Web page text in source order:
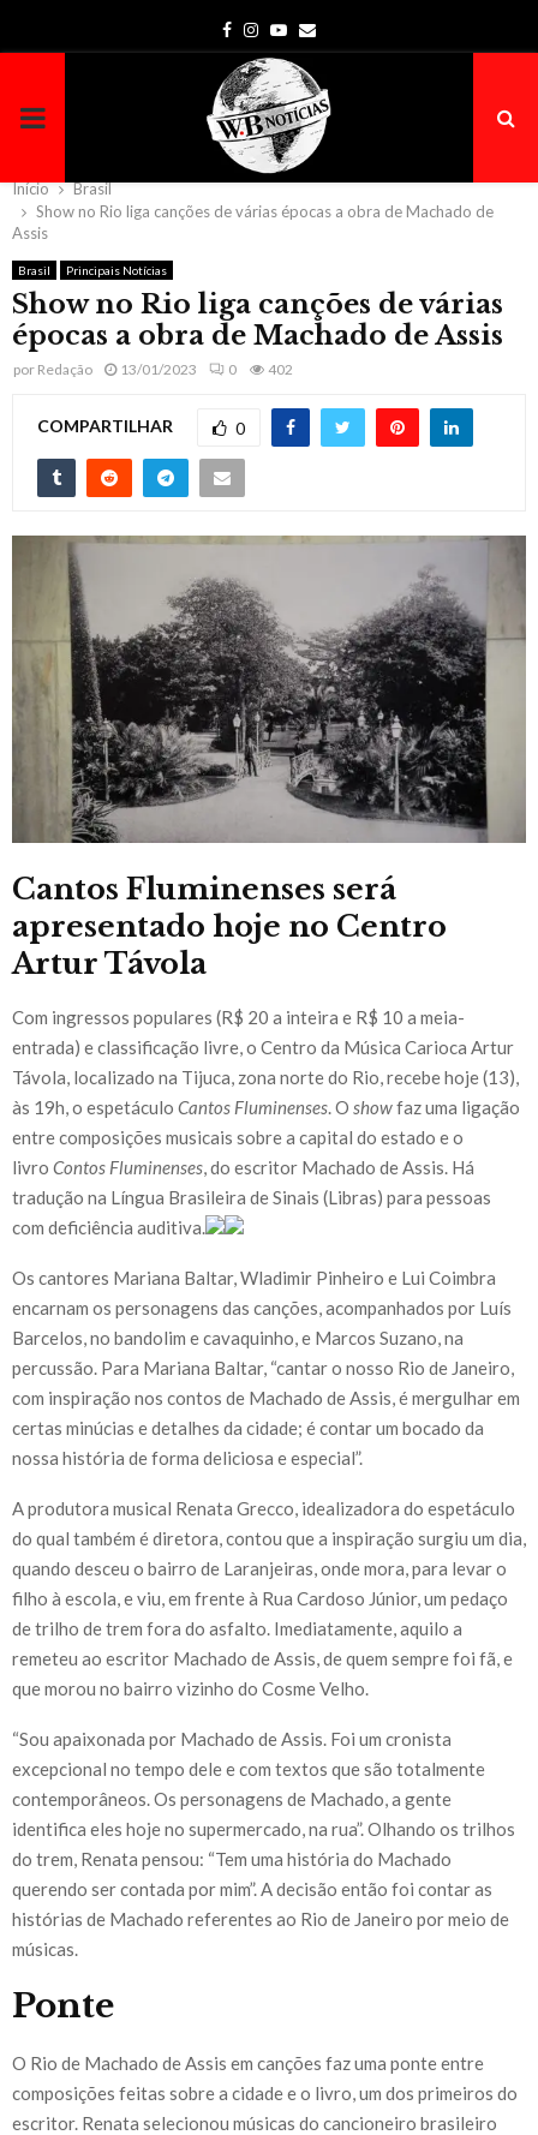
Facebook
Instagram
Youtube
Email
PRIMARY
MENU
Início
Brasil
Show no Rio liga canções de várias épocas a obra de Machado de
Assis
Brasil Principais Notícias
Show no Rio liga canções de várias
épocas a obra de Machado de Assis
por Redação 13/01/2023 0 402
COMPARTILHAR 0
Cantos Fluminenses será
apresentado hoje no Centro
Artur Távola
Com ingressos populares (R$ 20 a inteira e R$ 10 a meia-
entrada) e classificação livre, o Centro da Música Carioca Artur
Távola, localizado na Tijuca, zona norte do Rio, recebe hoje (13),
às 19h, o espetáculo Cantos Fluminenses . O showfaz uma ligação
entre composições musicais sobre a capital do estado e o
livro Contos Fluminenses , do escritor Machado de Assis. Há
tradução na Língua Brasileira de Sinais (Libras) para pessoas
com deficiência auditiva.
Os cantores Mariana Baltar, Wladimir Pinheiro e Lui Coimbra
encarnam os personagens das canções, acompanhados por Luís
Barcelos, no bandolim e cavaquinho, e Marcos Suzano, na
percussão. Para Mariana Baltar, “cantar o nosso Rio de Janeiro,
com inspiração nos contos de Machado de Assis, é mergulhar em
certas minúcias e detalhes da cidade; é contar um bocado da
nossa história de forma deliciosa e especial”.
A produtora musical Renata Grecco, idealizadora do espetáculo
do qual também é diretora, contou que a inspiração surgiu um dia,
quando desceu o bairro de Laranjeiras, onde mora, para levar o
filho à escola, e viu, em frente à Rua Cardoso Júnior, um pedaço
de trilho de trem fora do asfalto. Imediatamente, aquilo a
remeteu ao escritor Machado de Assis, de quem sempre foi fã, e
que morou no bairro vizinho do Cosme Velho.
“Sou apaixonada por Machado de Assis. Foi um cronista
excepcional no tempo dele e com textos que são totalmente
contemporâneos. Os personagens de Machado, a gente
identifica eles hoje no supermercado, na rua”. Olhando os trilhos
do trem, Renata pensou: “Tem uma história do Machado
querendo ser contada por mim”. A decisão então foi contar as
histórias de Machado referentes ao Rio de Janeiro por meio de
músicas.
Ponte
O Rio de Machado de Assis em canções faz uma ponte entre
composições feitas sobre a cidade e o livro, um dos primeiros do
escritor. Renata selecionou músicas do cancioneiro brasileiro